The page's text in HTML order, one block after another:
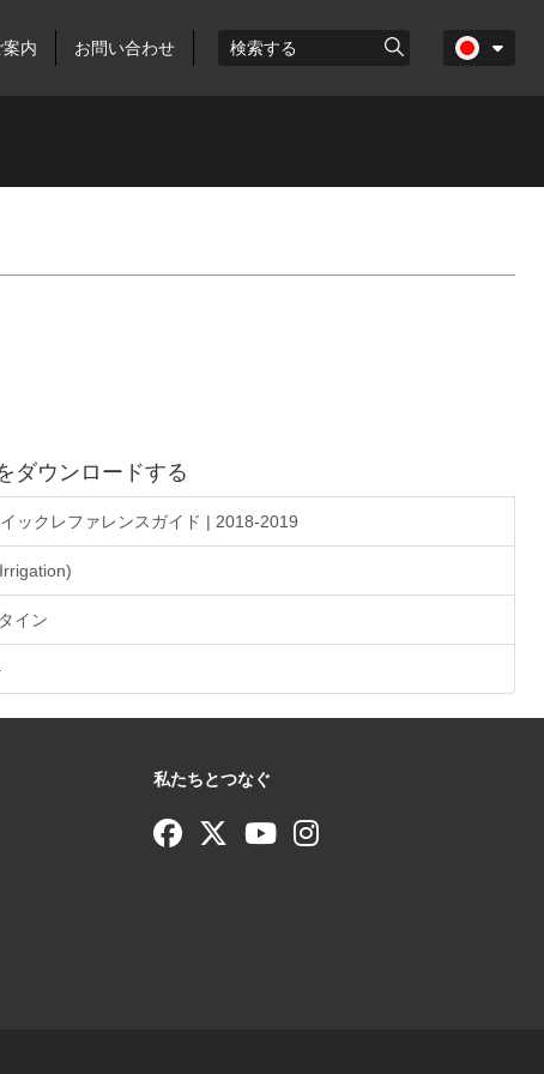
内 お問い合わせ
ダウンロードする
ックレファレンスガイド | 2018-2019
イン
私たちとつなぐ